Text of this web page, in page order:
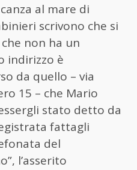
al mare di
scrivono che si
non ha un
indirizzo è
da quello – via
15 – che Mario
stato detto da
fattagli
del
l’asserito